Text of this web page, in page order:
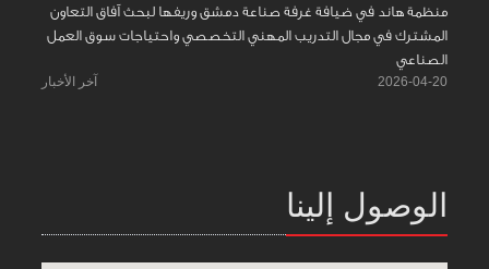
منظمة هاند في ضيافة غرفة صناعة دمشق وريفها لبحث آفاق التعاون
المشترك في مجال التدريب المهني التخصصي واحتياجات سوق العمل
الصناعي
2026-04-20 آخر الأخبار
الوصول إلينا